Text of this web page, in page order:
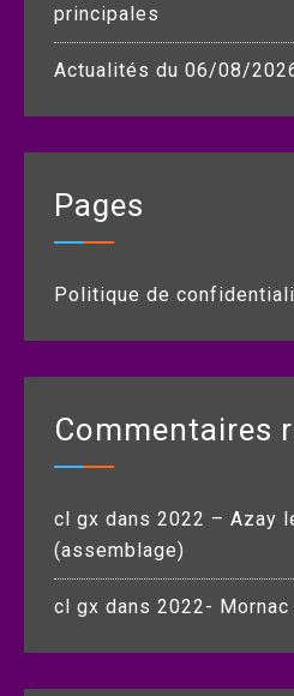
principales
Actualités du 06/08/
Pages
Politique de
Commentaires
cl gx dans 2022 – Azay
(assemblage)
cl gx dans 2022-